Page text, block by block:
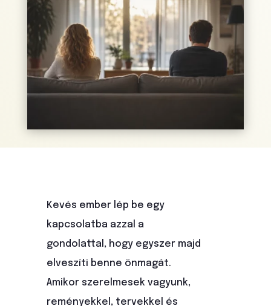
Kevés ember lép be egy
kapcsolatba azzal a
gondolattal, hogy egyszer majd
elveszíti benne önmagát.
Amikor szerelmesek vagyunk,
reményekkel, tervekkel és